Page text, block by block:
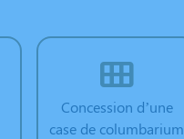
Concession d’une
case de columbarium